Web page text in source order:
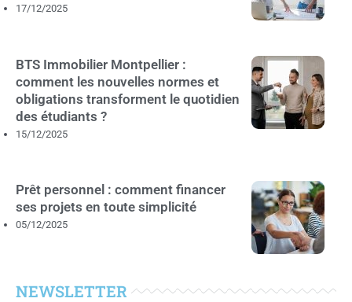
17/12/2025
BTS Immobilier Montpellier :
comment les nouvelles normes et
obligations transforment le quotidien
des étudiants ?
15/12/2025
Prêt personnel : comment financer
ses projets en toute simplicité
05/12/2025
NEWSLETTER